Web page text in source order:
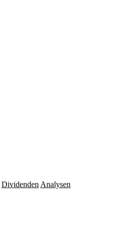
Dividenden Analysen